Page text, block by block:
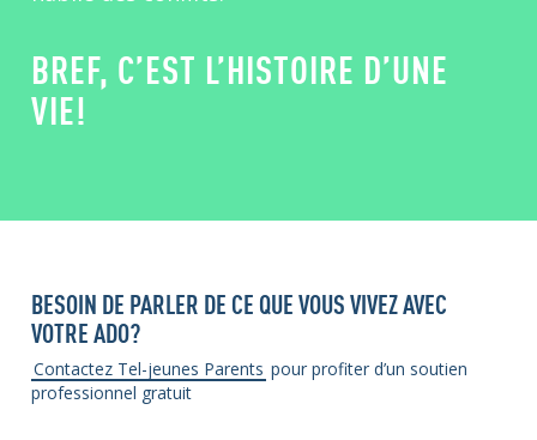
BREF, C’EST L’HISTOIRE D’UNE
VIE!
BESOIN DE PARLER DE CE QUE VOUS VIVEZ AVEC
VOTRE ADO?
Contactez Tel-jeunes Parents pour profiter d’un soutien
professionnel gratuit